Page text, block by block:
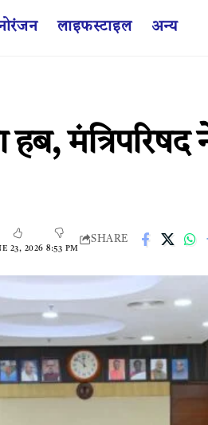
लाइफस्टाइल अन्य
मंत्रिपरिषद
23, 2026 8:53 PM
SHARE